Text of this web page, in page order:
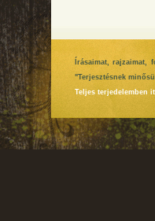
Írásaimat, rajzaimat,
"Terjesztésnek
Teljes terjedelemben